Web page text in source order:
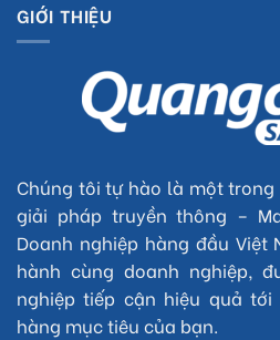
GIỚI THIỆU
Chúng tôi tự hào là một
giải pháp truyền thông –
Doanh nghiệp hàng đầu Việt
hành cùng doanh nghiệp,
nghiệp tiếp cận hiệu quả
hàng mục tiêu của bạn.